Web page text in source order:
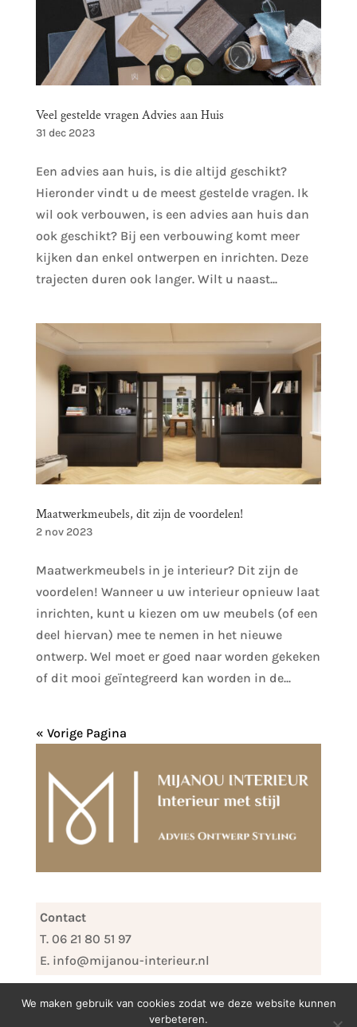
Veel gestelde vragen Advies aan Huis
31 dec 2023
Een advies aan huis, is die altijd geschikt?
Hieronder vindt u de meest gestelde vragen. Ik
wil ook verbouwen, is een advies aan huis dan
ook geschikt? Bij een verbouwing komt meer
kijken dan enkel ontwerpen en inrichten. Deze
trajecten duren ook langer. Wilt u naast...
Maatwerkmeubels, dit zijn de voordelen!
2 nov 2023
Maatwerkmeubels in je interieur? Dit zijn de
voordelen! Wanneer u uw interieur opnieuw laat
inrichten, kunt u kiezen om uw meubels (of een
deel hiervan) mee te nemen in het nieuwe
ontwerp. Wel moet er goed naar worden gekeken
of dit mooi geïntegreerd kan worden in de...
« Vorige Pagina
Contact
T. 06 21 80 51 97
E. info@mijanou-interieur.nl
We maken gebruik van cookies zodat we deze website kunnen
verbeteren.